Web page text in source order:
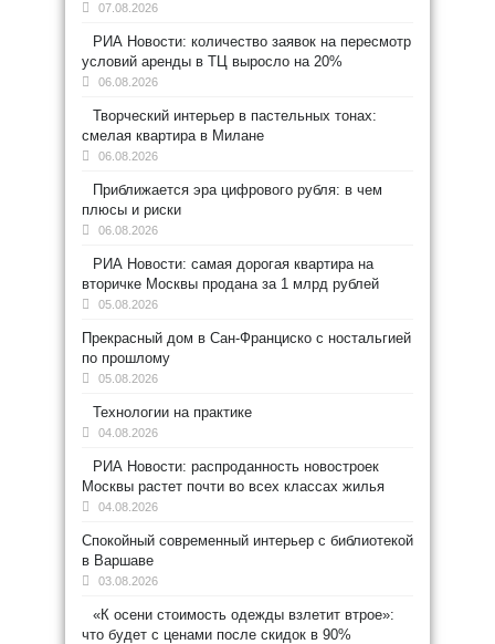
07.08.2026
РИА Новости: количество заявок на пересмотр
условий аренды в ТЦ выросло на 20%
06.08.2026
Творческий интерьер в пастельных тонах:
смелая квартира в Милане
06.08.2026
Приближается эра цифрового рубля: в чем
плюсы и риски
06.08.2026
РИА Новости: самая дорогая квартира на
вторичке Москвы продана за 1 млрд рублей
05.08.2026
Прекрасный дом в Сан-Франциско с ностальгией
по прошлому
05.08.2026
Технологии на практике
04.08.2026
РИА Новости: распроданность новостроек
Москвы растет почти во всех классах жилья
04.08.2026
Спокойный современный интерьер с библиотекой
в Варшаве
03.08.2026
«К осени стоимость одежды взлетит втрое»:
что будет с ценами после скидок в 90%